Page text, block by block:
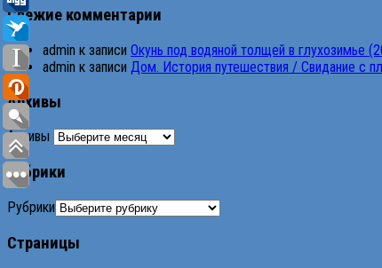
Свежие комментарии
admin к записи Окунь под водяной толщей в глухозимье
admin к записи Дом. История путешествия / Свидание с
Архивы
Архивы
Рубрики
Рубрики
Страницы